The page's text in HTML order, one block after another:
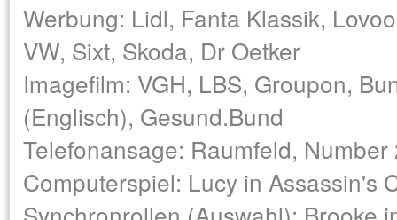
Werbung: Lidl, Fanta Klassik,
VW, Sixt, Skoda, Dr Oetker
Imagefilm: VGH, LBS, Groupon,
(Englisch), Gesund.Bund
Telefonansage: Raumfeld, Number
Computerspiel: Lucy in Assassin's